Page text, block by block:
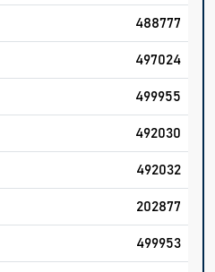
488777
497024
499955
492030
492032
202877
499953